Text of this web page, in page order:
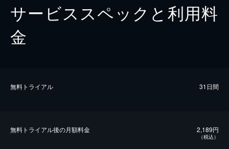
サービススペックと利用料
金
無料トライアル 31日間
無料トライアル後の⽉額料金 2,189円
（税込）